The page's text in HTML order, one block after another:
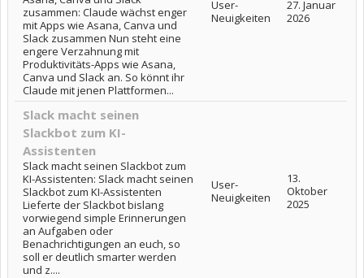
zusammen: Claude wächst enger
mit Apps wie Asana, Canva und
Slack zusammen Nun steht eine
engere Verzahnung mit
Produktivitäts-Apps wie Asana,
Canva und Slack an. So könnt ihr
Claude mit jenen Plattformen...
User-
Neuigkeiten
27. Januar
2026
Slack macht seinen
Slackbot zum KI-
Assistenten
Slack macht seinen Slackbot zum
KI-Assistenten: Slack macht seinen
Slackbot zum KI-Assistenten
Lieferte der Slackbot bislang
vorwiegend simple Erinnerungen
an Aufgaben oder
Benachrichtigungen an euch, so
soll er deutlich smarter werden
und z....
User-
Neuigkeiten
13.
Oktober
2025